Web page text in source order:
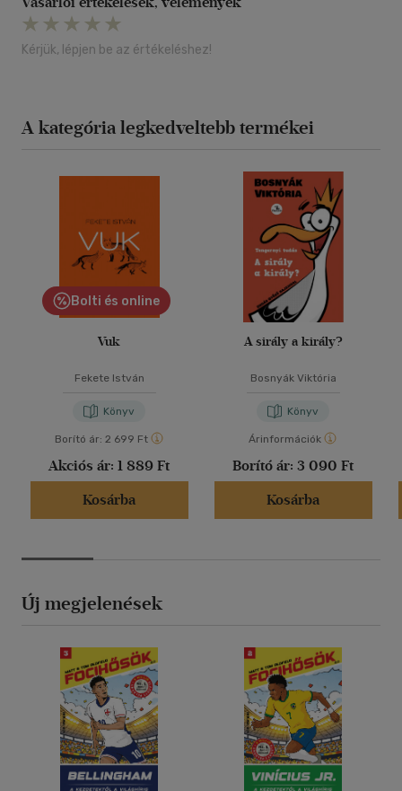
Kérjük, lépjen be az értékeléshez!
A kategória legkedveltebb termékei
Bolti és online
Vuk
Fekete István
Könyv
Borító ár: 2 699 Ft
Akciós ár: 1 889 Ft
Kosárba
A sirály a király?
Bosnyák Viktória
Könyv
Árinformációk
Borító ár: 3 090 Ft
Kosárba
Új megjelenések